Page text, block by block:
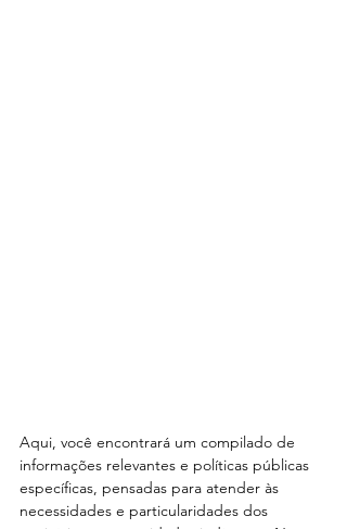
Aqui, você encontrará um compilado de
informações relevantes e políticas públicas
específicas, pensadas para atender às
necessidades e particularidades dos